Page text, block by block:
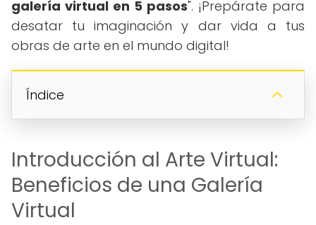
galería virtual en 5 pasos". ¡Prepárate para
desatar tu imaginación y dar vida a tus
obras de arte en el mundo digital!
Índice
Introducción al Arte Virtual:
Beneficios de una Galería
Virtual